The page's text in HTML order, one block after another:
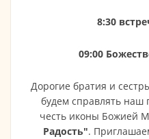
8:30
09:00
Дорогие братия и
будем справлять наш
честь иконы Божией
Радость".